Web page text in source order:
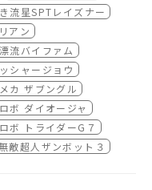
流星SPTレイズナー
アン
流バイファム
シャージョウ
カ ザブングル
ボ ダイオージャ
ボ トライダーG７
敵超人ザンボット３